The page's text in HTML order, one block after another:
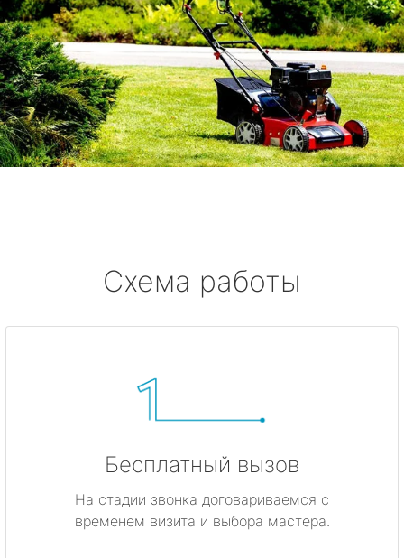
Схема работы
Бесплатный вызов
На стадии звонка договариваемся с
временем визита и выбора мастера.